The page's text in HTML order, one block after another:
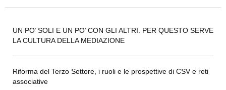
UN PO’ SOLI E UN PO’ CON GLI ALTRI. PER QUESTO SERVE
LA CULTURA DELLA MEDIAZIONE
Riforma del Terzo Settore, i ruoli e le prospettive di CSV e reti
associative